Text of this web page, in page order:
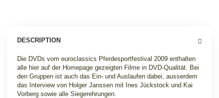
DESCRIPTION
Die DVDs vom euroclassics Pferdesportfestival 2009 enthalten
alle hier auf der Homepage gezeigten Filme in DVD-Qualität. Bei
den Gruppen ist auch das Ein- und Auslaufen dabei, ausserdem
das Interview von Holger Janssen mit Ines Jückstock und Kai
Vorberg sowie alle Siegerehrungen.